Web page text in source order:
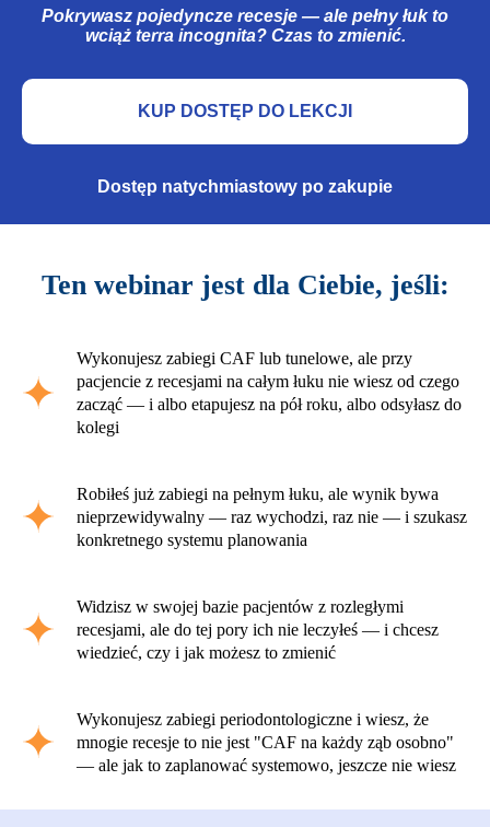
Pokrywasz pojedyncze recesje — ale pełny łuk to
wciąż terra incognita? Czas to zmienić.
KUP DOSTĘP DO LEKCJI
Dostęp natychmiastowy po zakupie
Ten webinar jest dla Ciebie, jeśli:
Wykonujesz zabiegi CAF lub tunelowe, ale przy
pacjencie z recesjami na całym łuku nie wiesz od czego
zacząć — i albo etapujesz na pół roku, albo odsyłasz do
kolegi
Robiłeś już zabiegi na pełnym łuku, ale wynik bywa
nieprzewidywalny — raz wychodzi, raz nie — i szukasz
konkretnego systemu planowania
Widzisz w swojej bazie pacjentów z rozległymi
recesjami, ale do tej pory ich nie leczyłeś — i chcesz
wiedzieć, czy i jak możesz to zmienić
Wykonujesz zabiegi periodontologiczne i wiesz, że
mnogie recesje to nie jest "CAF na każdy ząb osobno"
— ale jak to zaplanować systemowo, jeszcze nie wiesz